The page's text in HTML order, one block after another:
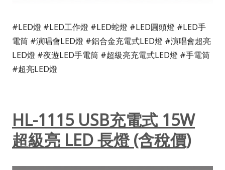
#LED燈 #LED工作燈 #LED蛇燈 #LED圓頭燈 #LED手
電筒 #演唱會LED燈 #鋁合金充電式LED燈 #演唱會超亮
LED燈 #夜遊LED手電筒 #超級亮充電式LED燈 #手電筒
#超亮LED燈
HL-1115 USB充電式 15W
超級亮 LED 長燈 (含稅價)